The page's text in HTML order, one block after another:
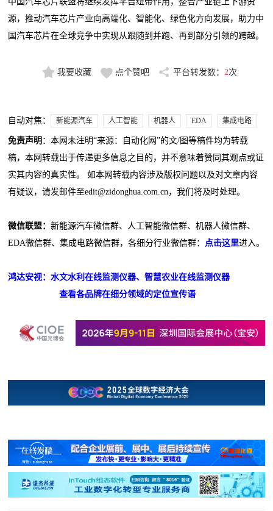
源，推动汽车芯片产业向高端化、智能化、绿色化方向发展，助力中
国汽车芯片在全球竞争中实现从跟随到并跑、再到部分引领的跨越。
我要收藏 点个赞吧 平台转发数： 2次
自动对焦： 新能源汽车 人工智能 机器人 EDA 集成电路
免责声明 ：本网未注明“来源：自动化网”的文/图等稿件均为转载
稿，本网转载出于传递更多信息之目的，并不意味着赞同其观点或证
实其内容的真实性。 如本网转载内容涉及版权问题以及对文章内容
有疑议，请发邮件至edit@zidonghua.com.cn，我们将及时处理。
微信联盟：新能源汽车微信群、人工智能微信群、机器人微信群、
EDA微信群、集成电路微信群，各细分行业微信群： 点击这里进入。
鸿达安视：水文水利在线监测仪器、智慧农业在线监测仪器
查看各品牌在细分领域的定位宣传语